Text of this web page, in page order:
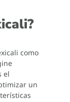
como
el
un